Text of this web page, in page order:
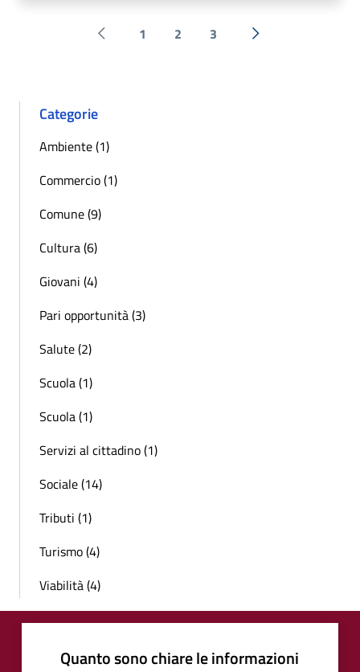
Pagina precedente
1 2 3 Successiva »
Categorie
Ambiente (1)
Commercio (1)
Comune (9)
Cultura (6)
Giovani (4)
Pari opportunità (3)
Salute (2)
Scuola (1)
Scuola (1)
Servizi al cittadino (1)
Sociale (14)
Tributi (1)
Turismo (4)
Viabilità (4)
Quanto sono chiare le informazioni